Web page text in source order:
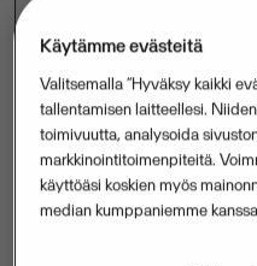
13 prosenttia 232
pitkälti orgaanista, kun
yrityskaupoilla on ollut
alueista nopeiten
Käytämme evästeitä
Valitsemalla “Hyväksy kaikki
tallentamisen laitteellesi.
toimivuutta, analysoida
markkinointitoimenpiteitä.
käyttöäsi koskien myös
median kumppaniemme